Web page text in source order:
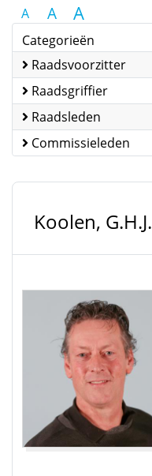
A A A
Categorieën
Raadsvoorzitter
Raadsgriffier
Raadsleden
Commissieleden
Koolen, G.H.J.